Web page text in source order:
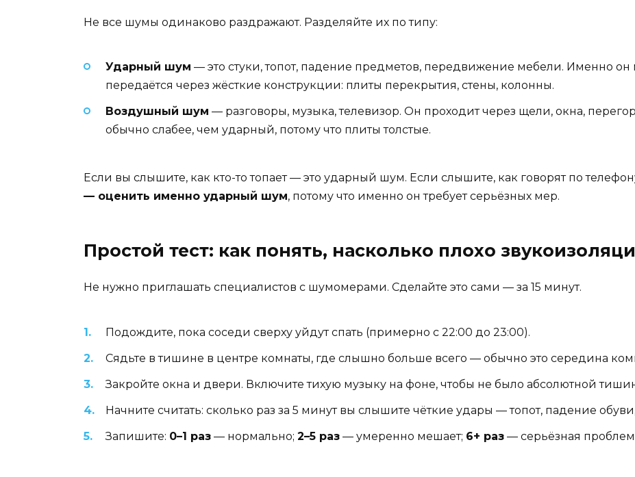
Не все шумы одинаково раздражают. Разделяйте их по типу:
Ударный шум — это стуки, топот, падение предметов, передвижение мебели. Именно
передаётся через жёсткие конструкции: плиты перекрытия, стены, колонны.
Воздушный шум — разговоры, музыка, телевизор. Он проходит через щели, окна,
обычно слабее, чем ударный, потому что плиты толстые.
Если вы слышите, как кто-то топает — это ударный шум. Если слышите, как говорят по
— оценить именно ударный шум, потому что именно он требует серьёзных мер.
Простой тест: как понять, насколько плохо
Не нужно приглашать специалистов с шумомерами. Сделайте это сами — за 15 минут.
Подождите, пока соседи сверху уйдут спать (примерно с 22:00 до 23:00).
Сядьте в тишине в центре комнаты, где слышно больше всего — обычно это середина
Закройте окна и двери. Включите тихую музыку на фоне, чтобы не было абсолютной
Начните считать: сколько раз за 5 минут вы слышите чёткие удары — топот, падение
Запишите: 0–1 раз — нормально; 2–5 раз — умеренно мешает; 6+ раз — серьёзная